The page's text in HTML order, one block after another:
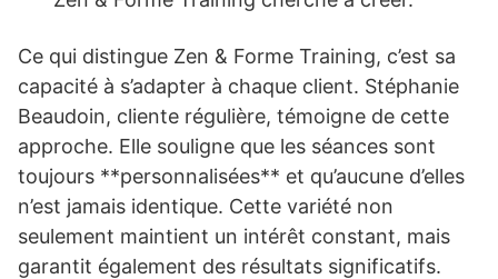
Ce qui distingue Zen & Forme Training, c’est sa
capacité à s’adapter à chaque client. Stéphanie
Beaudoin, cliente régulière, témoigne de cette
approche. Elle souligne que les séances sont
toujours **personnalisées** et qu’aucune d’elles
n’est jamais identique. Cette variété non
seulement maintient un intérêt constant, mais
garantit également des résultats significatifs.